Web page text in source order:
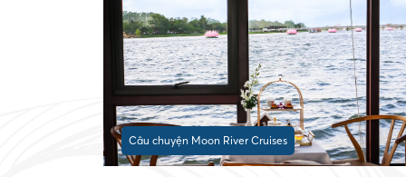
Câu chuyện Moon River Cruises